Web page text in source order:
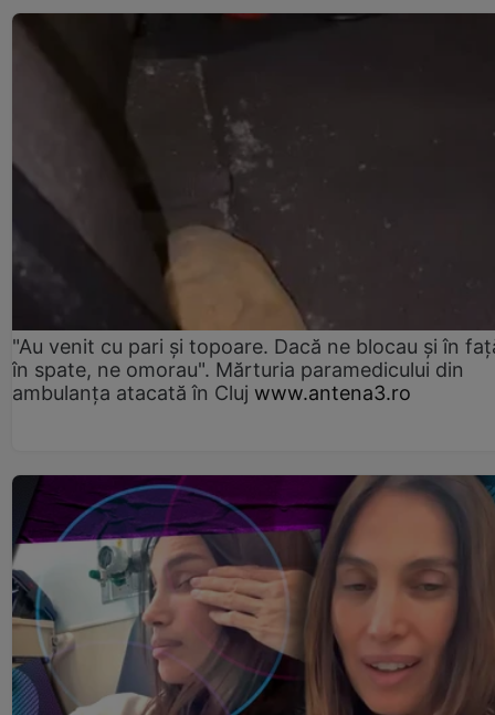
"Au venit cu pari și topoare. Dacă ne blocau şi în
în spate, ne omorau". Mărturia paramedicului din
ambulanţa atacată în Cluj www.antena3.ro